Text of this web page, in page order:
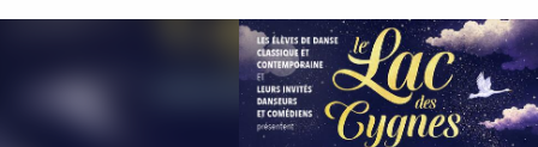
Aller
contenu